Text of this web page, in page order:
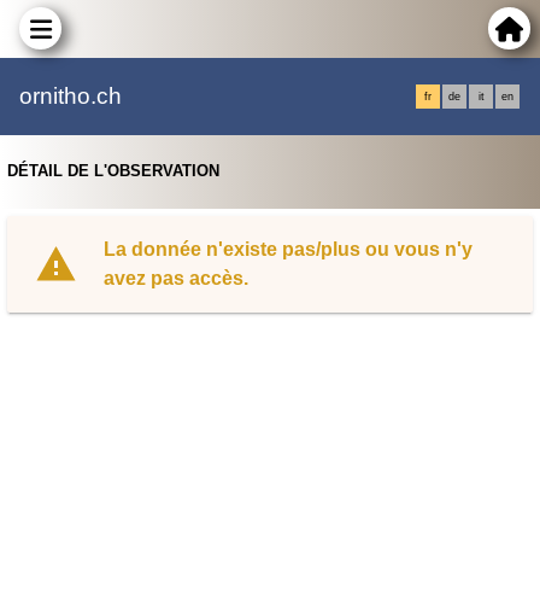
ornitho.ch fr de it en
DÉTAIL DE L'OBSERVATION
La donnée n'existe pas/plus ou vous n'y
avez pas accès.